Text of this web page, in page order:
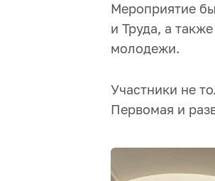
Мероприятие
и Труда, а
молодежи.
Участники не
Первомая и